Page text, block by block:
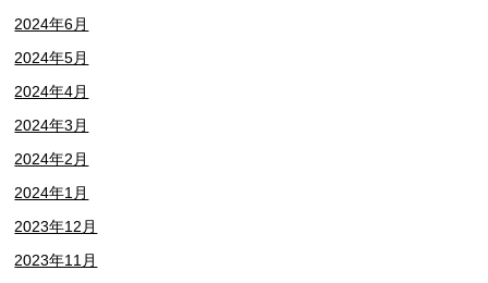
2024年6月
2024年5月
2024年4月
2024年3月
2024年2月
2024年1月
2023年12月
2023年11月